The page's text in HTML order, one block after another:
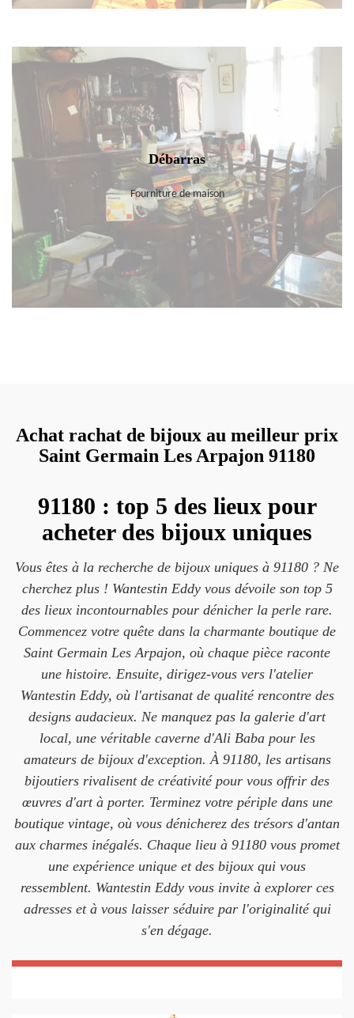
Débarras
Fourniture de maison
Achat rachat de bijoux au meilleur prix
Saint Germain Les Arpajon 91180
91180 : top 5 des lieux pour
acheter des bijoux uniques
Vous êtes à la recherche de bijoux uniques à 91180 ? Ne
cherchez plus ! Wantestin Eddy vous dévoile son top 5
des lieux incontournables pour dénicher la perle rare.
Commencez votre quête dans la charmante boutique de
Saint Germain Les Arpajon, où chaque pièce raconte
une histoire. Ensuite, dirigez-vous vers l'atelier
Wantestin Eddy, où l'artisanat de qualité rencontre des
designs audacieux. Ne manquez pas la galerie d'art
local, une véritable caverne d'Ali Baba pour les
amateurs de bijoux d'exception. À 91180, les artisans
bijoutiers rivalisent de créativité pour vous offrir des
œuvres d'art à porter. Terminez votre périple dans une
boutique vintage, où vous dénicherez des trésors d'antan
aux charmes inégalés. Chaque lieu à 91180 vous promet
une expérience unique et des bijoux qui vous
ressemblent. Wantestin Eddy vous invite à explorer ces
adresses et à vous laisser séduire par l'originalité qui
s'en dégage.